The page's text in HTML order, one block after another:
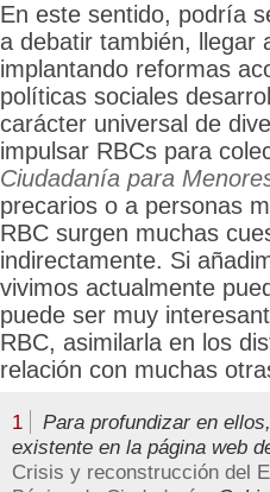
En este sentido, podría
a debatir también, llegar
implantando reformas
políticas sociales
carácter universal de
impulsar RBCs para
Ciudadanía para
precarios o a personas
RBC surgen muchas
indirectamente. Si
vivimos actualmente
puede ser muy
RBC, asimilarla en los
relación con muchas
1
Para profundizar en
existente en la página web
Crisis y reconstrucción del